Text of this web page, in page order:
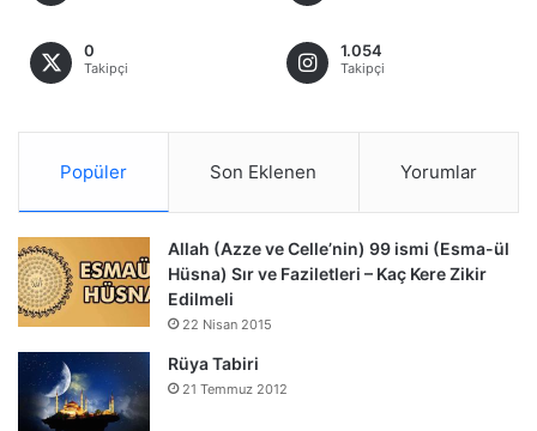
0
Takipçi
1.054
Takipçi
Popüler Son Eklenen Yorumlar
Allah (Azze ve Celle’nin) 99 ismi (Esma-ül
Hüsna) Sır ve Faziletleri – Kaç Kere Zikir
Edilmeli
22 Nisan 2015
Rüya Tabiri
21 Temmuz 2012